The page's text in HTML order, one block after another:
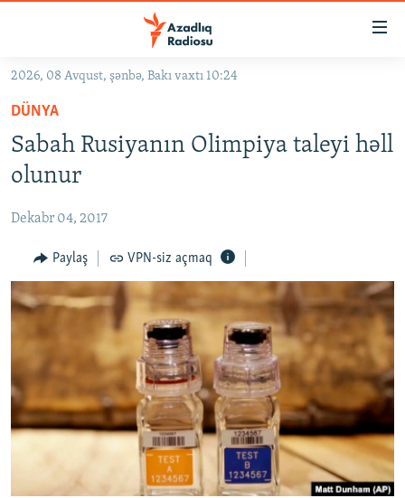
Əsas
qayıt
Əsas
naviqasiyaya
qayıt
Axtarışa
#İZAHLA
KORRUPSIOMETR
FƏRQƏ BAX
QANUNI DOĞRU
ARAŞDIRMA
FOTOQALEREYA
İNFOQRAFIKA
KARIKATURA
RADIO ARXIV
AZƏRBAYCAN ƏDƏBIYYATI KITABXANASI
İSLAM VƏ DEMOKRATIYA
İZ - MƏDƏNIYYƏT PROQRAMI
HAQQIMIZDA
MISSIYAMIZ
PEŞƏ ETIKASI VƏ JURNALISTIKA STANDARTLARIMIZ
MATERIALLARIMIZDAN ISTIFADƏ
BIZI IZLƏ
2026, 08 Avqust, şənbə, Bakı vaxtı 10:24
DÜNYA
Sabah Rusiyanın Olimpiya taleyi həll
olunur
Dekabr 04, 2017
Paylaş VPN-siz açmaq